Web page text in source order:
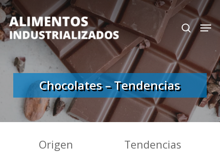
Skip
to
main
content
search
Chocolates – Tendencias
Origen
Tendencias
Close
Menu